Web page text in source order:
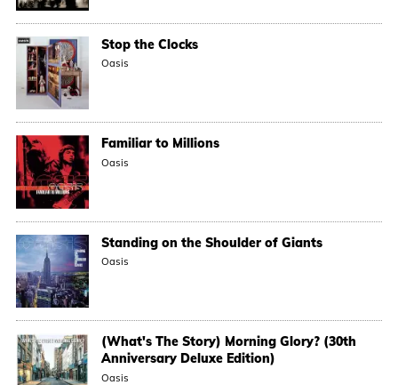
Stop the Clocks
Oasis
Familiar to Millions
Oasis
Standing on the Shoulder of Giants
Oasis
(What's The Story) Morning Glory? (30th
Anniversary Deluxe Edition)
Oasis